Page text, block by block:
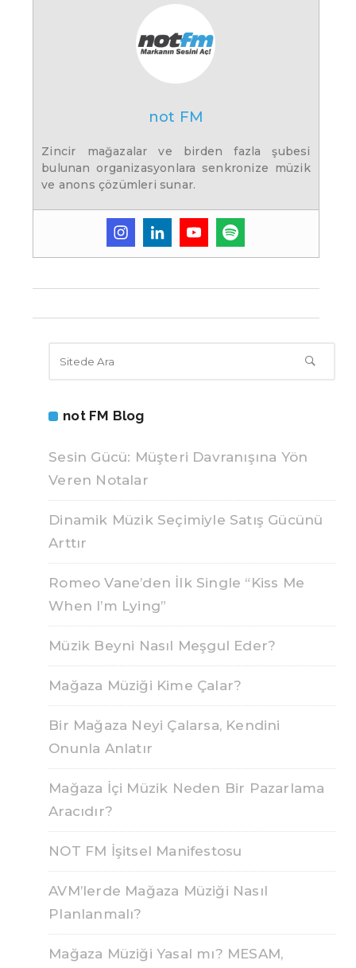
not FM
Zincir mağazalar ve birden fazla şubesi
bulunan organizasyonlara senkronize müzik
ve anons çözümleri sunar.
not FM Blog
Sesin Gücü: Müşteri Davranışına Yön
Veren Notalar
Dinamik Müzik Seçimiyle Satış Gücünü
Arttır
Romeo Vane’den İlk Single “Kiss Me
When I’m Lying”
Müzik Beyni Nasıl Meşgul Eder?
Mağaza Müziği Kime Çalar?
Bir Mağaza Neyi Çalarsa, Kendini
Onunla Anlatır
Mağaza İçi Müzik Neden Bir Pazarlama
Aracıdır?
NOT FM İşitsel Manifestosu
AVM’lerde Mağaza Müziği Nasıl
Planlanmalı?
Mağaza Müziği Yasal mı? MESAM,